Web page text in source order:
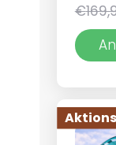
€